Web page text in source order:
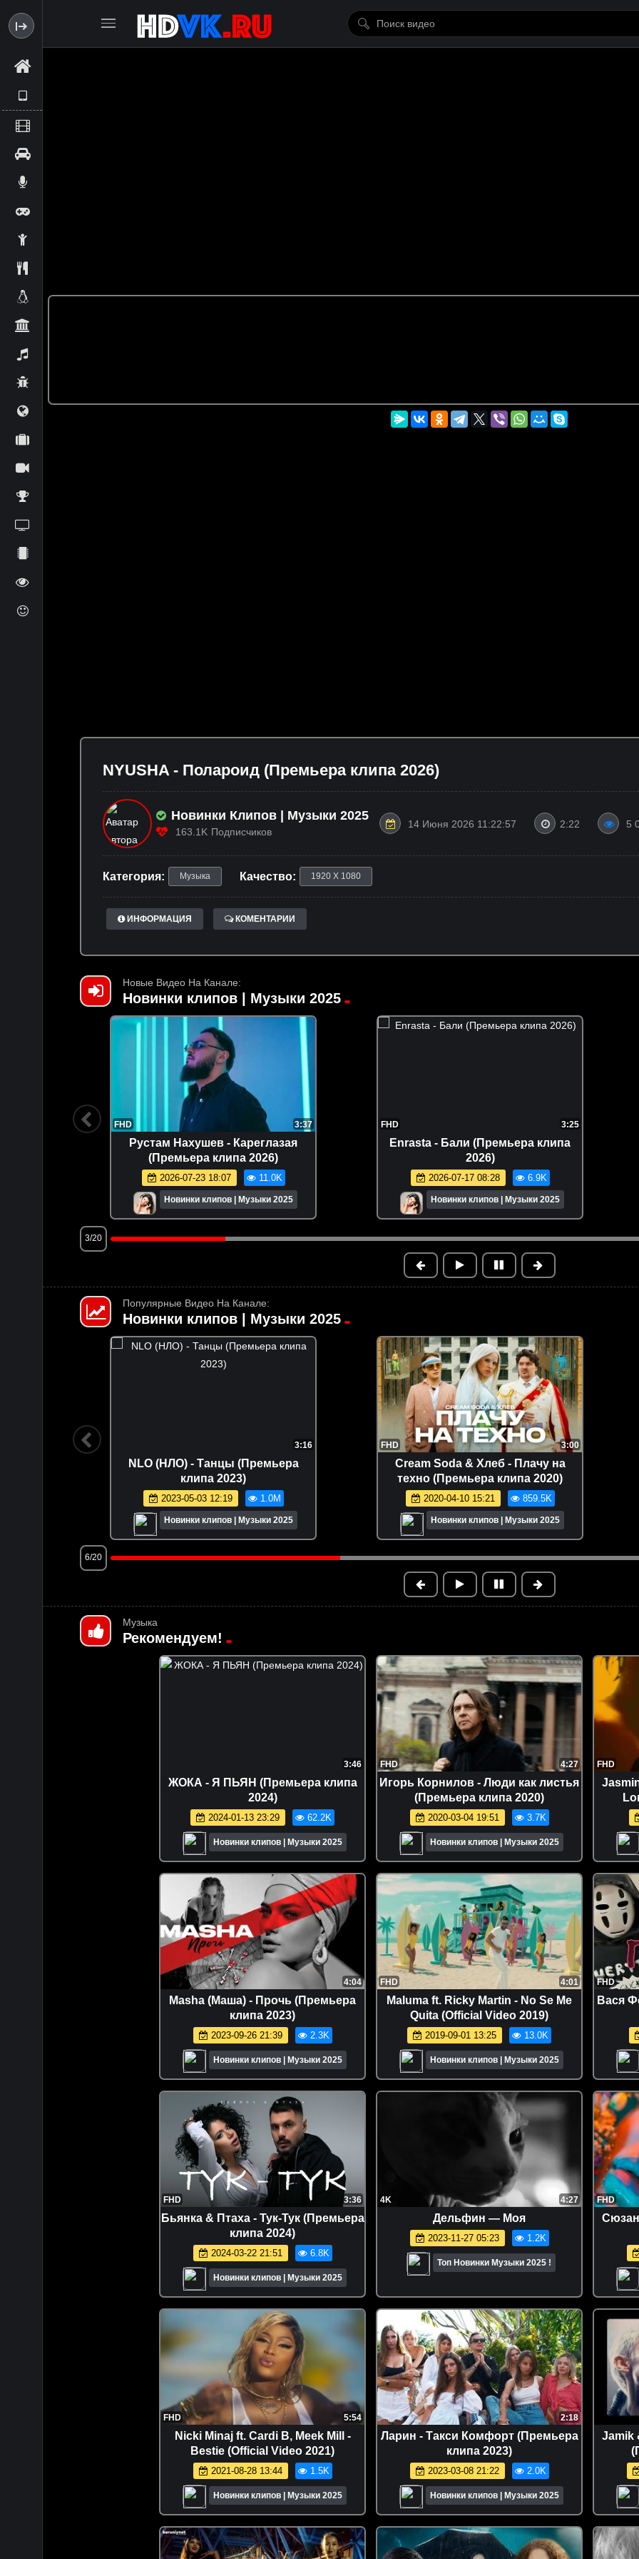
NYUSHA - Полароид (Премьера клипа 2026)
Новинки Клипов | Музыки 2025
163.1K Подписчиков
14 Июня 2026 11:22:57 2:22 5
Категория: Музыка Качество: 1920 X 1080
ИНФОРМАЦИЯ КОМЕНТАРИИ
Новые Видео На Канале:
Новинки клипов | Музыки 2025
FHD 3:37
Рустам Нахушев - Кареглазая
(Премьера клипа 2026)
2026-07-23 18:07 11.0K
Новинки клипов | Музыки 2025
FHD 3:25
Enrasta - Бали (Премьера клипа
2026)
2026-07-17 08:28 6.9K
Новинки клипов | Музыки 2025
3/20
Популярные Видео На Канале:
Новинки клипов | Музыки 2025
7:56
Жалолиддин Ахмадалиев -
Етмасмиди (Премьера клипа 2023)
2023-08-31 20:15 746.1K
Новинки клипов | Музыки 2025
FHD 3:40
Аришнев - ЭЛЬ ГРАН МАЙЯ
(Премьера клипа 2025)
2025-04-01 10:30 733.3K
Новинки клипов | Музыки 2025
9/20
Музыка
Рекомендуем!
3:46
ЖОКА - Я ПЬЯН (Премьера клипа
2024)
2024-01-13 23:29 62.2K
Новинки клипов | Музыки 2025
FHD 4:27
Игорь Корнилов - Люди как листья
(Премьера клипа 2020)
2020-03-04 19:51 3.7K
Новинки клипов | Музыки 2025
FHD
4:04
Masha (Маша) - Прочь (Премьера
клипа 2023)
2023-09-26 21:39 2.3K
Новинки клипов | Музыки 2025
FHD 4:01
Maluma ft. Ricky Martin - No Se Me
Quita (Official Video 2019)
2019-09-01 13:25 13.0K
Новинки клипов | Музыки 2025
FHD
Вася
FHD 3:36
Бьянка & Птаха - Тук-Тук (Премьера
клипа 2024)
2024-03-22 21:51 6.8K
Новинки клипов | Музыки 2025
4K 4:27
Дельфин — Моя
2023-11-27 05:23 1.2K
Топ Новинки Музыки 2025 !
FHD
FHD 5:54
Nicki Minaj ft. Cardi B, Meek Mill -
Bestie (Official Video 2021)
2021-08-28 13:44 1.5K
Новинки клипов | Музыки 2025
2:18
Ларин - Такси Комфорт (Премьера
клипа 2023)
2023-03-08 21:22 2.0K
Новинки клипов | Музыки 2025
Jamik